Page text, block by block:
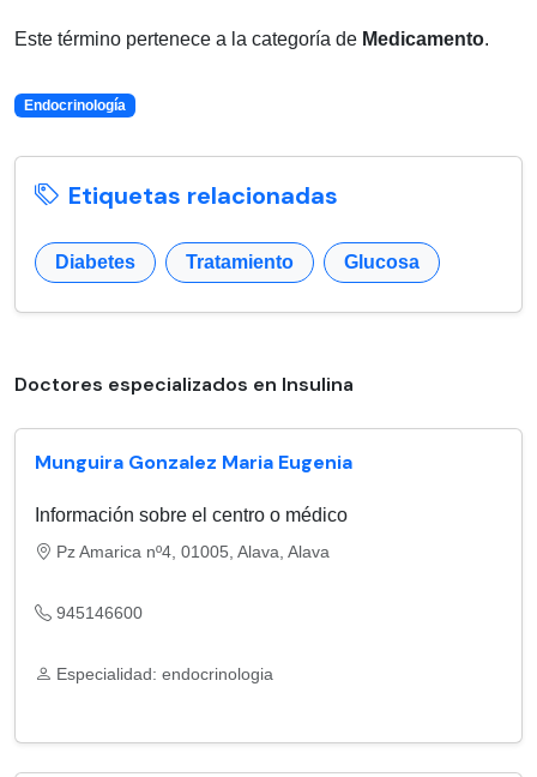
Este término pertenece a la categoría de Medicamento.
Endocrinología
Etiquetas relacionadas
Diabetes Tratamiento Glucosa
Doctores especializados en Insulina
Munguira Gonzalez Maria Eugenia
Información sobre el centro o médico
Pz Amarica nº4, 01005, Alava, Alava
945146600
Especialidad: endocrinologia